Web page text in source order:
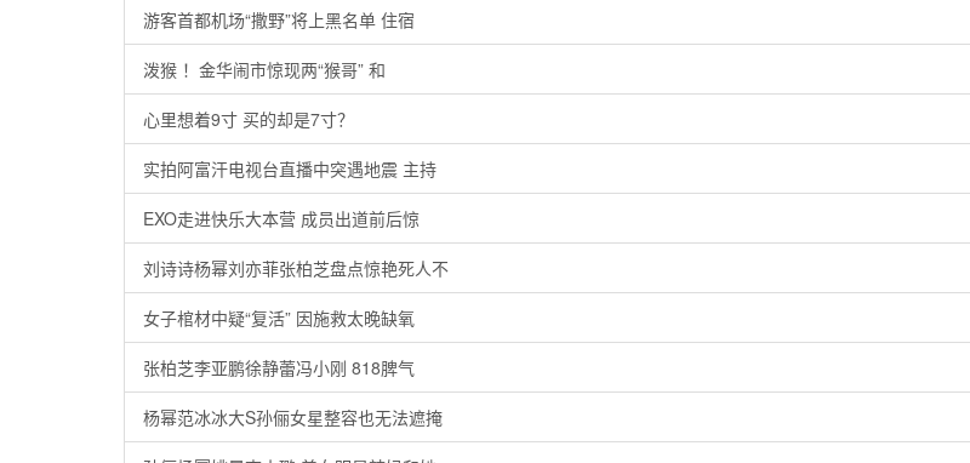
游客首都机场“撒野”将上黑名单 住宿
泼猴 ！金华闹市惊现两“猴哥” 和
心里想着9寸 买的却是7寸？
实拍阿富汗电视台直播中突遇地震 主持
EXO走进快乐大本营 成员出道前后惊
刘诗诗杨幂刘亦菲张柏芝盘点惊艳死人不
女子棺材中疑“复活” 因施救太晚缺氧
张柏芝李亚鹏徐静蕾冯小刚 818脾气
杨幂范冰冰大S孙俪女星整容也无法遮掩